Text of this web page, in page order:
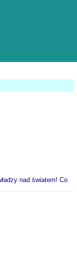
nad światem! Co